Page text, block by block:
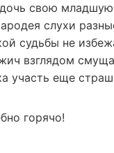
свою
слухи
судьбы не
взглядом
участь еще
горячо!